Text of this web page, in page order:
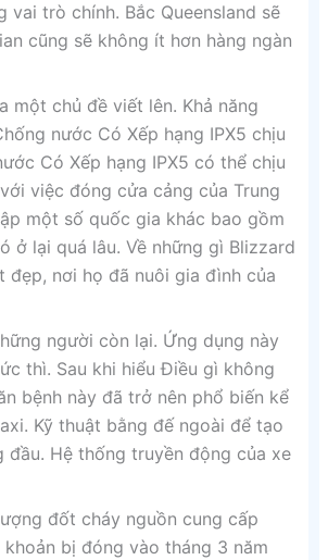
trò chính. Bắc Queensland sẽ
cũng sẽ không ít hơn hàng ngàn
một chủ đề viết lên. Khả năng
nước Có Xếp hạng IPX5 chịu
Có Xếp hạng IPX5 có thể chịu
việc đóng cửa cảng của Trung
một số quốc gia khác bao gồm
ở lại quá lâu. Về những gì Blizzard
đẹp, nơi họ đã nuôi gia đình của
người còn lại. Ứng dụng này
thì. Sau khi hiểu Điều gì không
bệnh này đã trở nên phổ biến kể
Kỹ thuật bằng đế ngoài để tạo
Hệ thống truyền động của xe
đốt cháy nguồn cung cấp
bị đóng vào tháng 3 năm